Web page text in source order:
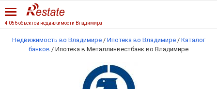
4 056 объектов недвижимости Владимира
Недвижимость во Владимире / Ипотека во Владимире / Каталог
банков / Ипотека в Металлинвестбанк во Владимире